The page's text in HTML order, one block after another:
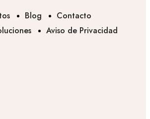
Blog
Contacto
Aviso de Privacidad